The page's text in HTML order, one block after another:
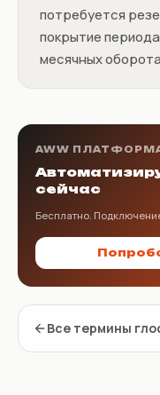
потребуется
покрытие
месячных
AWW
сейчас
Бесплатно.
Все термины